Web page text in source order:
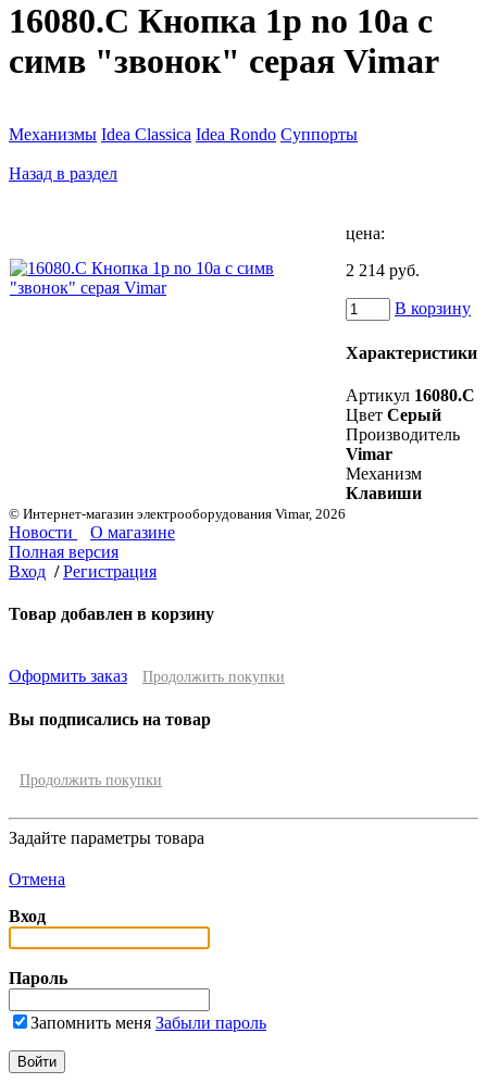
16080.C Кнопка 1p no 10a с
симв "звонок" серая Vimar
Механизмы Idea Classica Idea Rondo Суппорты
Назад в раздел
цена:
2 214 руб.
В корзину
Характеристики
Артикул 16080.C
Цвет Серый
Производитель
Vimar
Механизм
Клавиши
© Интернет-магазин электрооборудования Vimar, 2026
Новости
О магазине
Полная версия
Вход / Регистрация
Товар добавлен в корзину
Оформить заказ Продолжить покупки
Вы подписались на товар
Продолжить покупки
Задайте параметры товара
Отмена
Вход
Пароль
Запомнить меня Забыли пароль